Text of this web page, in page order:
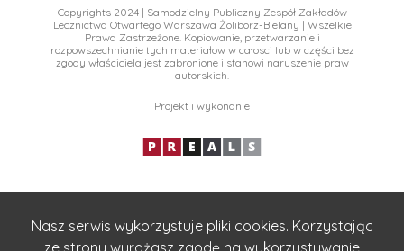
Copyrights 2024 | Samodzielny Publiczny Zespół Zakładów
Lecznictwa Otwartego Warszawa Żoliborz-Bielany | Wszelkie
Prawa Zastrzeżone. Kopiowanie, przetwarzanie i
rozpowszechnianie tych materiałow w całosci lub w części bez
zgody właściciela jest zabronione i stanowi naruszenie praw
autorskich.
Projekt i wykonanie
Nasz serwis wykorzystuje pliki cookies. Korzystając
ze strony wyrażasz zgodę na wykorzystywanie